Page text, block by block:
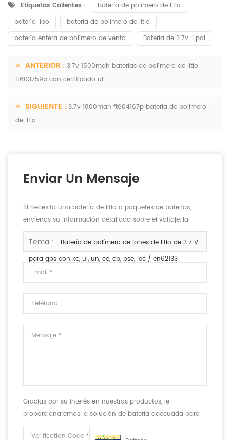
Etiquetas Calientes :
batería de polímero de litio
batería lipo
batería de polímero de litio
batería entera de polímero de venta
Batería de 3.7v li pol
ANTERIOR : 3.7v 1500mah baterías de polímero de litio
ft603759p con certificado ul
SIGUIENTE : 3.7v 1800mah ft604167p batería de polímero
de litio
Enviar Un Mensaje
Si necesita una batería de litio o paquetes de baterías,
envíenos su información detallada sobre el voltaje, la
capacidad y el tamaño.
Tema :
Batería de polímero de iones de litio de 3.7 V
para gps con kc, ul, un, ce, cb, pse, iec / en62133
Gracias por su interés en nuestros productos, le
proporcionaremos la solución de batería adecuada para
cumplir con sus requisitos.